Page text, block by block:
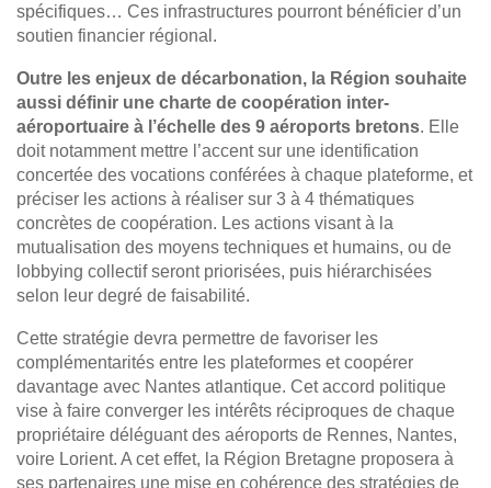
spécifiques… Ces infrastructures pourront bénéficier d’un
soutien financier régional.
Outre les enjeux de décarbonation, la Région souhaite
aussi définir une charte de coopération inter-
aéroportuaire à l’échelle des 9 aéroports bretons. Elle
doit notamment mettre l’accent sur une identification
concertée des vocations conférées à chaque plateforme, et
préciser les actions à réaliser sur 3 à 4 thématiques
concrètes de coopération. Les actions visant à la
mutualisation des moyens techniques et humains, ou de
lobbying collectif seront priorisées, puis hiérarchisées
selon leur degré de faisabilité.
Cette stratégie devra permettre de favoriser les
complémentarités entre les plateformes et coopérer
davantage avec Nantes atlantique. Cet accord politique
vise à faire converger les intérêts réciproques de chaque
propriétaire déléguant des aéroports de Rennes, Nantes,
voire Lorient. A cet effet, la Région Bretagne proposera à
ses partenaires une mise en cohérence des stratégies de